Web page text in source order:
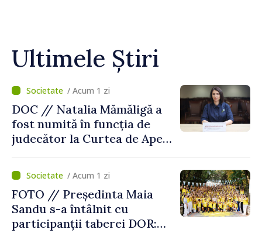
Ultimele Știri
/ Acum 1 zi
DOC // Natalia Mămăligă a
fost numită în funcția de
judecător la Curtea de Apel
/ Acum 1 zi
FOTO // Președinta Maia
Sandu s-a întâlnit cu
participanții taberei DOR: